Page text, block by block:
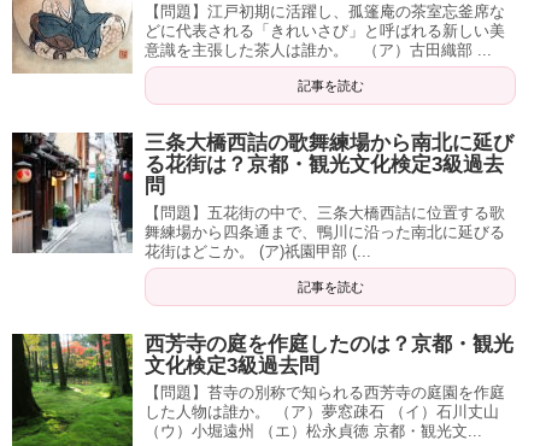
【問題】江戸初期に活躍し、孤篷庵の茶室忘釜席な
どに代表される「きれいさび」と呼ばれる新しい美
意識を主張した茶人は誰か。 （ア）古田織部 ...
記事を読む
三条大橋西詰の歌舞練場から南北に延び
る花街は？京都・観光文化検定3級過去
問
【問題】五花街の中で、三条大橋西詰に位置する歌
舞練場から四条通まで、鴨川に沿った南北に延びる
花街はどこか。 (ア)祇園甲部 (...
記事を読む
西芳寺の庭を作庭したのは？京都・観光
文化検定3級過去問
【問題】苔寺の別称で知られる西芳寺の庭園を作庭
した人物は誰か。 （ア）夢窓疎石 （イ）石川丈山
（ウ）小堀遠州 （エ）松永貞徳 京都・観光文...